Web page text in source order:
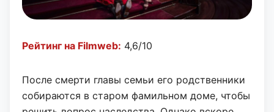
Рейтинг на Filmweb: 4,6/10
После смерти главы семьи его родственники
собираются в старом фамильном доме, чтобы